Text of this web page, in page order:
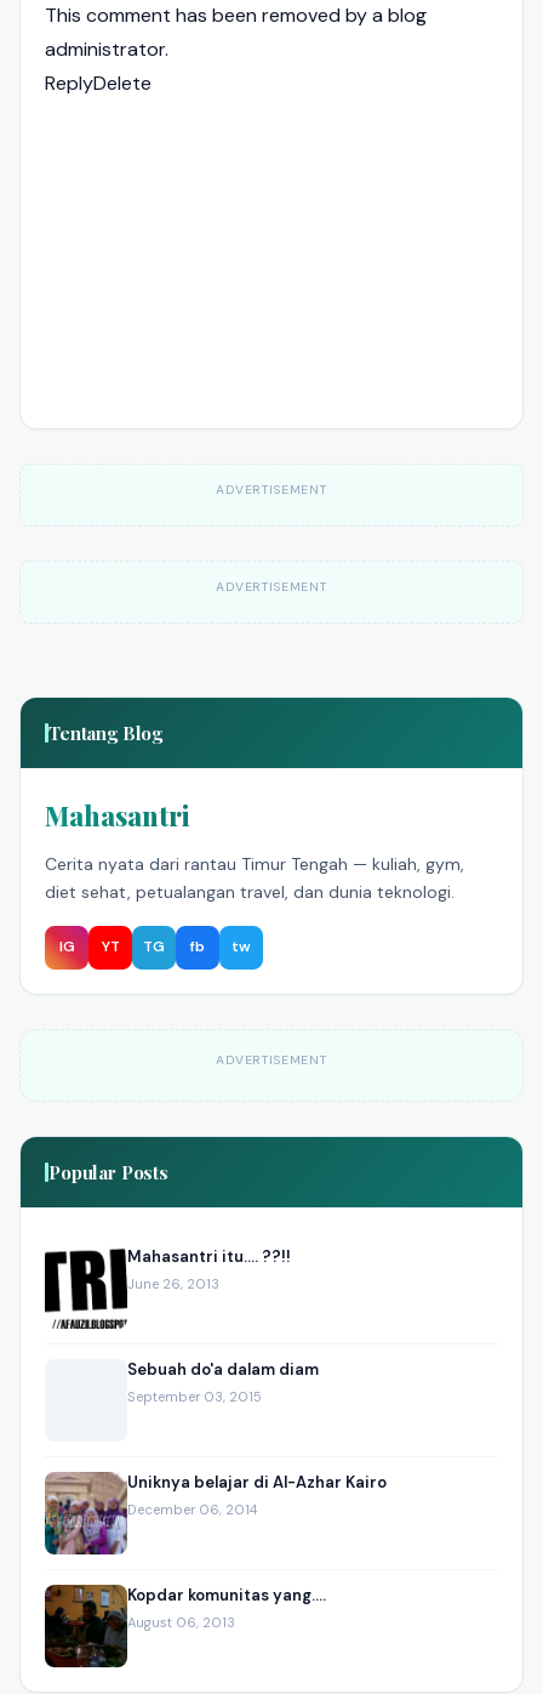
This comment has been removed by a blog
administrator.
ReplyDelete
ADVERTISEMENT
ADVERTISEMENT
Tentang Blog
Mahasantri
Cerita nyata dari rantau Timur Tengah — kuliah, gym,
diet sehat, petualangan travel, dan dunia teknologi.
IG YT TG fb tw
ADVERTISEMENT
Popular Posts
Mahasantri itu.... ??!!
June 26, 2013
Sebuah do'a dalam diam
September 03, 2015
Uniknya belajar di Al-Azhar Kairo
December 06, 2014
Kopdar komunitas yang....
August 06, 2013